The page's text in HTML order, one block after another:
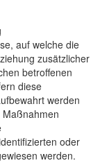
auf welche die
zusätzlicher
betroffenen
diese
werden
oder
werden.